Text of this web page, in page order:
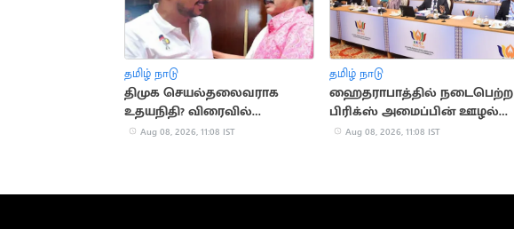
தமிழ் நாடு
திமுக செயல்தலைவராக
உதயநிதி? விரைவில்
அறிவிப்பு
Aug 08, 2026, 11:08 IST
தமிழ் நாடு
ஹைதராபாத்தில் நடைபெற்ற
பிரிக்ஸ் அமைப்பின் ஊழல்
தடுப்பு கூட்டம்
Aug 08, 2026, 11:08 IST